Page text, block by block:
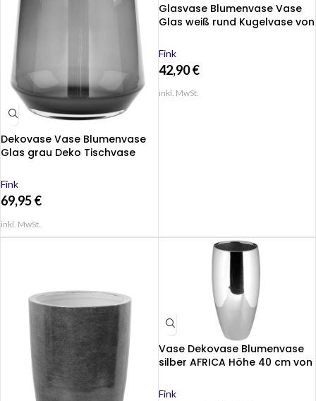
Dekovase Vase Blumenvase
Glas grau Deko Tischvase
Fink
69,95€
inkl. MwSt.
Glasvase Blumenvase Vase
Glas weiß rund Kugelvase von
Fink
42,90€
inkl. MwSt.
Vase Dekovase Blumenvase
silber AFRICA Höhe 40 cm von
Fink